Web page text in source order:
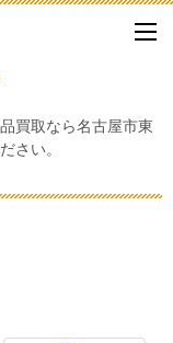
買取なら名古屋市東
さい。